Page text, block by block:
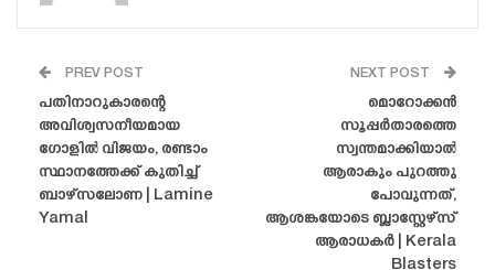
PREV POST
പതിനാറുകാരന്റെ
അവിശ്വസനീയമായ
ഗോളിൽ വിജയം, രണ്ടാം
സ്ഥാനത്തേക്ക് കുതിച്ച്
ബാഴ്‌സലോണ | Lamine
Yamal
NEXT POST
മൊറോക്കൻ
സൂപ്പർതാരത്തെ
സ്വന്തമാക്കിയാൽ
ആരാകും പുറത്തു
പോവുന്നത്,
ആശങ്കയോടെ ബ്ലാസ്റ്റേഴ്‌സ്
ആരാധകർ | Kerala
Blasters